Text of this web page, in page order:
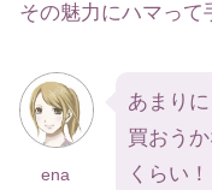
その魅力にハマって
ena
あまり
買おう
くらい！